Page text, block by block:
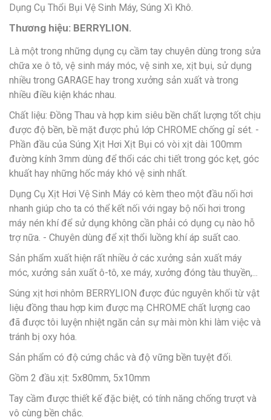
Dụng Cụ Thổi Bụi Vệ Sinh Máy, Súng Xì Khô.
Thương hiệu: BERRYLION.
Là một trong những dụng cụ cầm tay chuyên dùng trong sửa
chữa xe ô tô, vệ sinh máy móc, vệ sinh xe, xịt bụi, sử dụng
nhiều trong GARAGE hay trong xưởng sản xuất và trong
nhiều điều kiện khác nhau.
Chất liệu: Đồng Thau và hợp kim siêu bền chất lượng tốt chịu
được độ bền, bề mặt được phủ lớp CHROME chống gỉ sét. -
Phần đầu của Súng Xịt Hơi Xịt Bụi có vòi xịt dài 100mm
đường kính 3mm dùng để thổi các chi tiết trong góc kẹt, góc
khuất hay những hốc máy khó vệ sinh nhất.
Dụng Cụ Xịt Hơi Vệ Sinh Máy có kèm theo một đầu nối hơi
nhanh giúp cho ta có thể kết nối với ngay bộ nối hơi trong
máy nén khí để sử dụng không cần phải có dụng cụ nào hỗ
trợ nữa. - Chuyên dùng để xịt thổi luồng khí áp suất cao.
Sản phẩm xuất hiện rất nhiều ở các xưởng sản xuất máy
móc, xưởng sản xuất ô-tô, xe máy, xưởng đóng tàu thuyền,...
Súng xịt hơi nhôm BERRYLION được đúc nguyên khối từ vật
liệu đồng thau hợp kim được mạ CHROME chất lượng cao
đã được tôi luyện nhiệt ngăn cản sự mài mòn khi làm việc và
tránh bị oxy hóa.
Sản phẩm có độ cứng chắc và độ vững bền tuyệt đối.
Gồm 2 đầu xịt: 5x80mm, 5x10mm
Tay cầm được thiết kế đặc biệt, có tính năng chống trượt và
vô cùng bền chắc.